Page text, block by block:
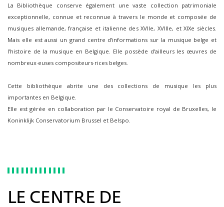
La Bibliothèque conserve également une vaste collection patrimoniale
exceptionnelle, connue et reconnue à travers le monde et composée de
musiques allemande, française et italienne des XVIIe, XVIIIe, et XIXe siècles.
Mais elle est aussi un grand centre d’informations sur la musique belge et
l’histoire de la musique en Belgique. Elle possède d’ailleurs les œuvres de
nombreux·euses compositeurs·rices belges.
Cette bibliothèque abrite une des collections de musique les plus
importantes en Belgique.
Elle est gérée en collaboration par le Conservatoire royal de Bruxelles, le
Koninklijk Conservatorium Brussel et Belspo.
LE CENTRE DE